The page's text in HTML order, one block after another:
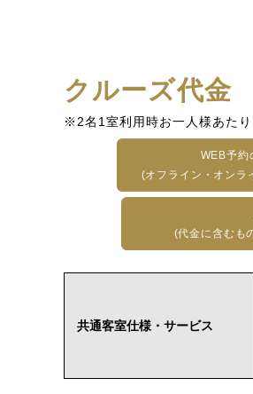
クルーズ代金
※2名1室利用時お一人様あたり
WEB予約
(オフライン・オンラ
(代金に含むも
共通客室仕様・サービス